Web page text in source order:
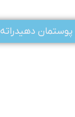
پوستمان